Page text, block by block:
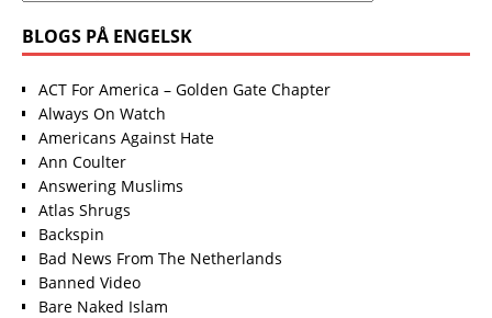
BLOGS PÅ ENGELSK
ACT For America – Golden Gate Chapter
Always On Watch
Americans Against Hate
Ann Coulter
Answering Muslims
Atlas Shrugs
Backspin
Bad News From The Netherlands
Banned Video
Bare Naked Islam